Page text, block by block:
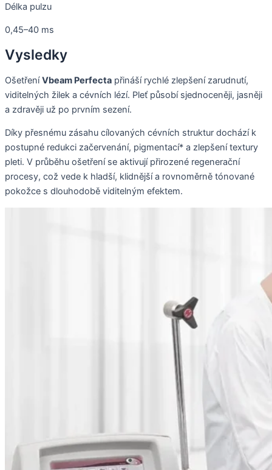
Délka pulzu
0,45–40 ms
Vysledky
OšetřeníVbeam Perfecta přináší rychlé zlepšení zarudnutí,
viditelných žilek a cévních lézí. Pleť působí sjednoceněji, jasněji
a zdravěji už po prvním sezení.
Díky přesnému zásahu cílovaných cévních struktur dochází k
postupné redukci začervenání, pigmentací* a zlepšení textury
pleti. V průběhu ošetření se aktivují přirozené regenerační
procesy, což vede k hladší, klidnější a rovnoměrně tónované
pokožce s dlouhodobě viditelným efektem.